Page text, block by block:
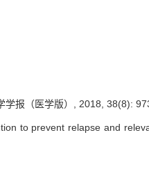
学报（医学版）, 2018, 38(8):
to prevent relapse and